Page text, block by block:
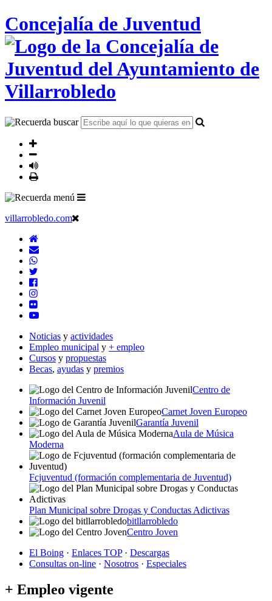
Concejalía de Juventud
villarrobledo.com
Noticias y actividades
Empleo municipal y + empleo
Cursos y propuestas
Becas, ayudas y premios
Centro de
Información Juvenil
Carnet Joven Europeo
Garantía Juvenil
Aula de Música
Moderna
Fcjuventud (formación complementaria de Juventud)
Plan Municipal sobre Drogas y Conductas Adictivas
bitllarrobledo
Centro Joven
El Boing · Enlaces TOP· Descargas
Consultas on-line · Nosotros · Especiales
+ Empleo vigente